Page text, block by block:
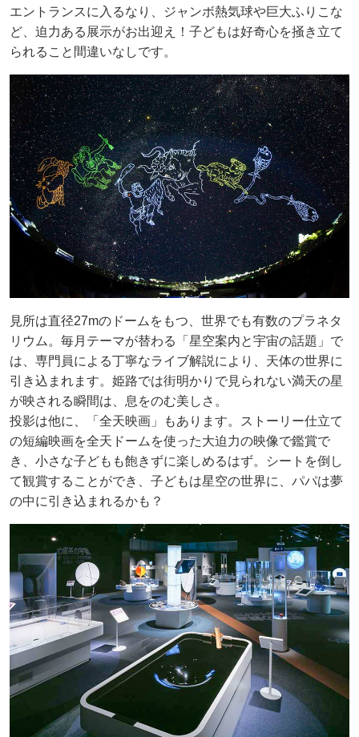
エントランスに入るなり、ジャンボ熱気球や巨大ふりこな
ど、迫力ある展示がお出迎え！子どもは好奇心を掻き立て
られること間違いなしです。
見所は直径27mのドームをもつ、世界でも有数のプラネタ
リウム。毎月テーマが替わる「星空案内と宇宙の話題」で
は、専門員による丁寧なライブ解説により、天体の世界に
引き込まれます。姫路では街明かりで見られない満天の星
が映される瞬間は、息をのむ美しさ。
投影は他に、「全天映画」もあります。ストーリー仕立て
の短編映画を全天ドームを使った大迫力の映像で鑑賞で
き、小さな子どもも飽きずに楽しめるはず。シートを倒し
て観賞することができ、子どもは星空の世界に、パパは夢
の中に引き込まれるかも？